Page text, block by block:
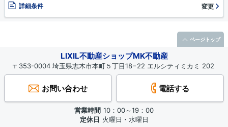
詳細条件 変更
LIXIL不動産ショップMK不動産
〒353-0004 埼玉県志木市本町５丁目18−22 エルシティミカミ 202
お問い合わせ 電話する
営業時間 10：00～19：00
定休日 火曜日・水曜日
ページトップ